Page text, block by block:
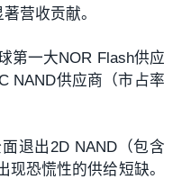
营收贡献。
第一大NOR Flash供应
NAND供应商（市占率
退出2D NAND（包含
现恐慌性的供给短缺。